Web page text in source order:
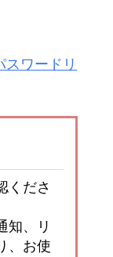
くださ
知、リ
、お使